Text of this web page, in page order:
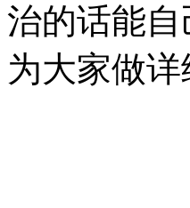
治的话能
为大家做详